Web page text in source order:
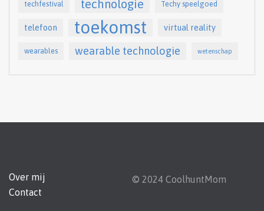
techfestival technologie Techy speelgoed
telefoon toekomst virtual reality
wearables wearable technologie wetenschap
Over mij
Contact
© 2024 CoolhuntMom